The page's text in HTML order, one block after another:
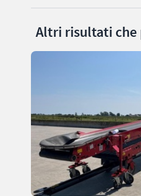
Altri risultati